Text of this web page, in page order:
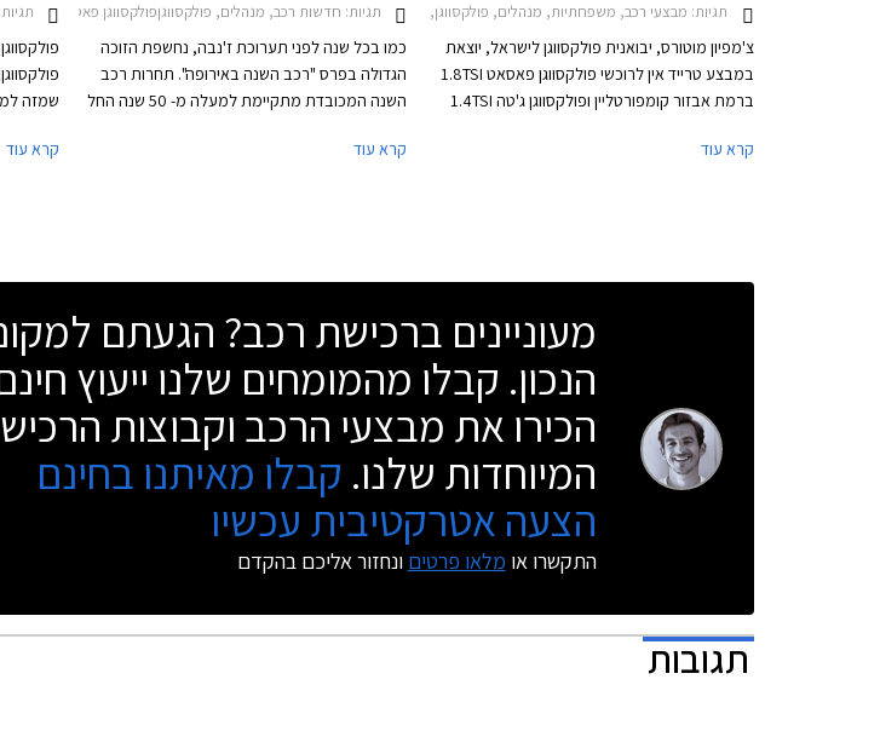
תגיות: מבצעי רכב, משפחתיות, מנהלים, פולקסווגן, פולקסווגן פאסאט 2011-2015פולקסווגן ג'טה 2011-2015
צ'מפיון מוטורס, יבואנית פולקסווגן לישראל, יוצאת
במבצע טרייד אין לרוכשי פולקסווגן פאסאט 1.8TSI
ברמת אבזור קומפורטליין ופולקסווגן ג'טה 1.4TSI
החברה לרכוש את רכבכם הישן במחיר הגבוה ב-
קרא עוד
תגיות: חדשות רכב, מנהלים, פולקסווגןפולקסווגן פאסאט 2015-2019
כמו בכל שנה לפני תערוכת ז'נבה, נחשפת הזוכה
הגדולה בפרס "רכב השנה באירופה". תחרות רכב
השנה המכובדת מתקיימת למעלה מ- 50 שנה החל
קרא עוד
תגיות:
בתעשייה
שחל
קרא עוד
מעוניינים ברכישת רכב? הגעתם
הנכון. קבלו מהמומחים שלנו ייעוץ
הכירו את מבצעי הרכב וקבוצות
המיוחדות שלנו. קבלו מאיתנו בחינם
הצעה אטרקטיבית עכשיו
התקשרו או מלאו פרטים ונחזור אליכם בהקדם
תגובות